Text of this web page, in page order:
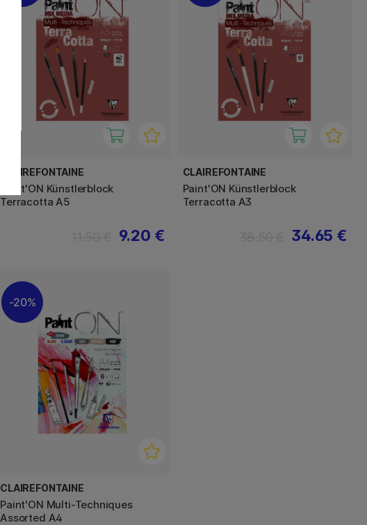
CLAIREFONTAINE
Paint'ON Künstlerblock
Terracotta A5
9.20 €
CLAIREFONTAINE
Paint'ON Künstlerblock
Terracotta A3
34.65 €
20%
CLAIREFONTAINE
Paint'ON Multi-Techniques
Assorted A4